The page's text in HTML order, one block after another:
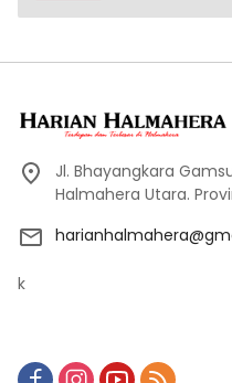
Jl. Bhayangkara
Halmahera Utara.
k